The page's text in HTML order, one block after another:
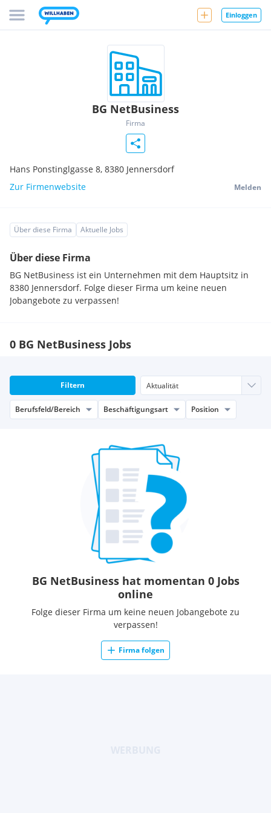
Einloggen
BG NetBusiness
Firma
Hans Ponstinglgasse 8, 8380 Jennersdorf
Zur Firmenwebsite
Melden
Über diese Firma Aktuelle Jobs
Über diese Firma
BG NetBusiness ist ein Unternehmen mit dem Hauptsitz in
8380 Jennersdorf. Folge dieser Firma um keine neuen
Jobangebote zu verpassen!
0 BG NetBusiness Jobs
Filtern
Berufsfeld/Bereich Beschäftigungsart Position
BG NetBusiness hat momentan 0 Jobs
online
Folge dieser Firma um keine neuen Jobangebote zu
verpassen!
Firma folgen